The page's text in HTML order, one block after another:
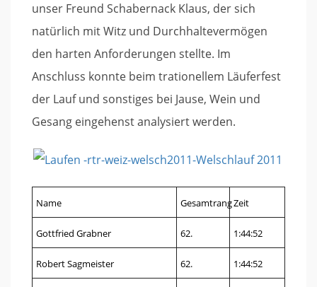
unser Freund Schabernack Klaus, der sich
natürlich mit Witz und Durchhaltevermögen
den harten Anforderungen stellte. Im
Anschluss konnte beim trationellem Läuferfest
der Lauf und sonstiges bei Jause, Wein und
Gesang eingehenst analysiert werden.
Name GesamtrangZeit
Gottfried Grabner 62. 1:44:52
Robert Sagmeister 62. 1:44:52